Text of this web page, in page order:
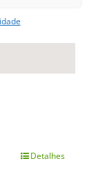
Detalhes